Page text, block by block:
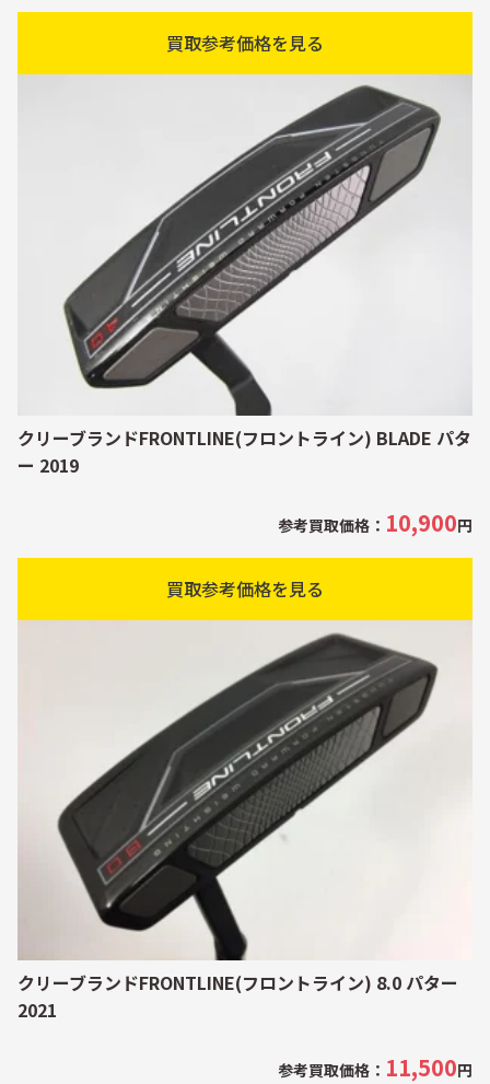
買取参考価格を見る
クリーブランドFRONTLINE(フロントライン) BLADE パタ
ー 2019
参考買取価格： 10,900円
買取参考価格を見る
クリーブランドFRONTLINE(フロントライン) 8.0 パター
2021
参考買取価格： 11,500円